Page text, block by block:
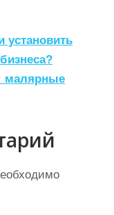
установить
малярные